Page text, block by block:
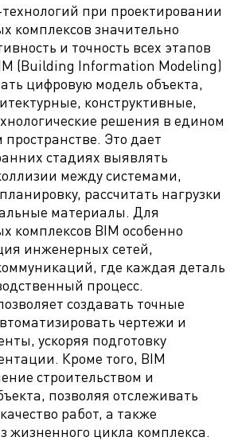
при проектировании
комплексов значительно
и точность всех этапов
(Building Information Modeling)
цифровую модель объекта,
конструктивные,
решения в едином
Это дает
стадиях выявлять
между системами,
рассчитать нагрузки
материалы. Для
комплексов BIM особенно
инженерных сетей,
где каждая деталь
процесс.
создавать точные
чертежи и
ускоряя подготовку
Кроме того, BIM
строительством и
позволяя отслеживать
работ, а также
жизненного цикла комплекса.